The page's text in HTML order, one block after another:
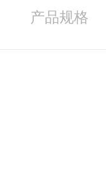
产品规格